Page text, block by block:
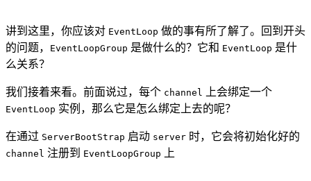
讲到这里，你应该对 EventLoop 做的事有所了解了。回到开头
的问题，
EventLoopGroup 是做什么的？它和 EventLoop 是什
么关系？
我们接着来看。前面说过，每个 channel 上会绑定一个
EventLoop 实例，那么它是怎么绑定上去的呢？
在通过 ServerBootStrap 启动 server 时，它会将初始化好的
channel 注册到 EventLoopGroup 上